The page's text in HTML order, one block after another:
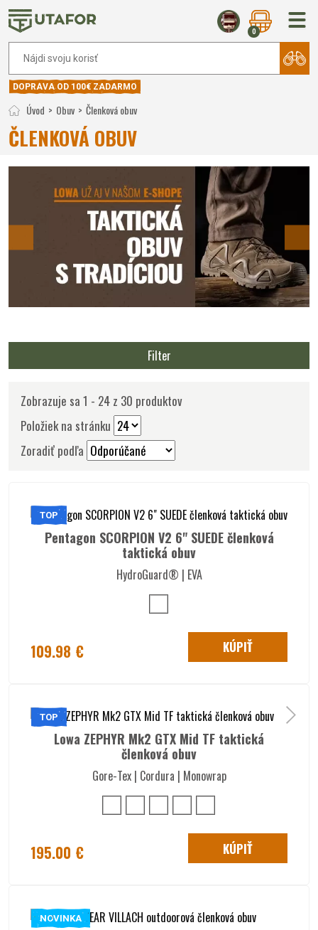
0
DOPRAVA OD 100€ ZADARMO
Úvod Obuv Členková obuv
ČLENKOVÁ OBUV
Filter
Zobrazuje sa 1 - 24 z 30 produktov
Položiek na stránku
Zoradiť podľa
TOP
Pentagon SCORPION V2 6" SUEDE členková
taktická obuv
HydroGuard® | EVA
109.98 € KÚPIŤ
TOP
Lowa ZEPHYR Mk2 GTX Mid TF taktická
členková obuv
Gore-Tex | Cordura | Monowrap
195.00 € KÚPIŤ
NOVINKA